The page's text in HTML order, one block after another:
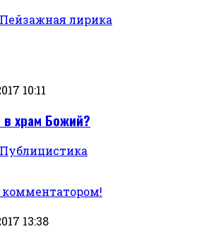
Пейзажная лирика
10:11
храм Божий?
Публицистика
13:38